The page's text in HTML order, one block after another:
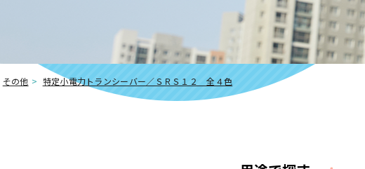
その他 特定小電力トランシーバー／ＳＲＳ１２ 全４色